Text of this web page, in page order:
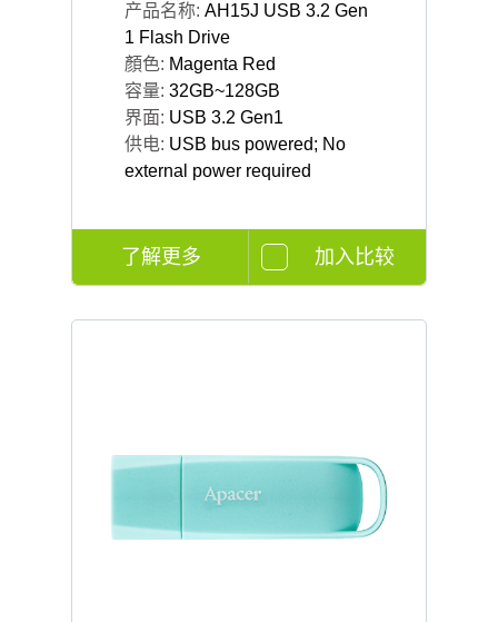
产品名称: AH15J USB 3.2 Gen
1 Flash Drive
顏色: Magenta Red
容量: 32GB~128GB
界面: USB 3.2 Gen1
供电: USB bus powered; No
external power required
了解更多 加入比较